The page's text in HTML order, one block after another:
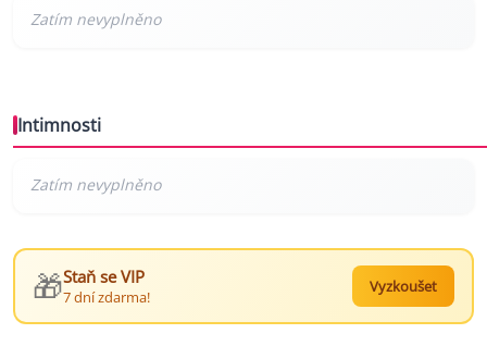
Intimnosti
🎁Staň se VIP
7 dní zdarma!
Vyzkoušet